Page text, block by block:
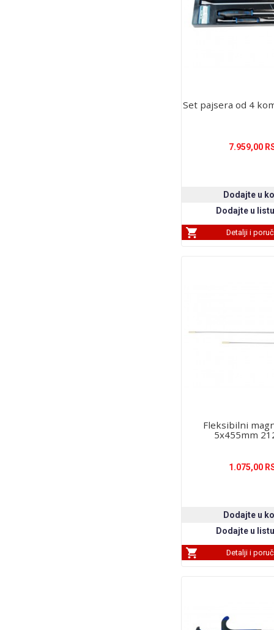
Set pajsera od 4
7.959,00
Detalji i
Fleksibilni
5x455mm
1.075,00
Detalji i